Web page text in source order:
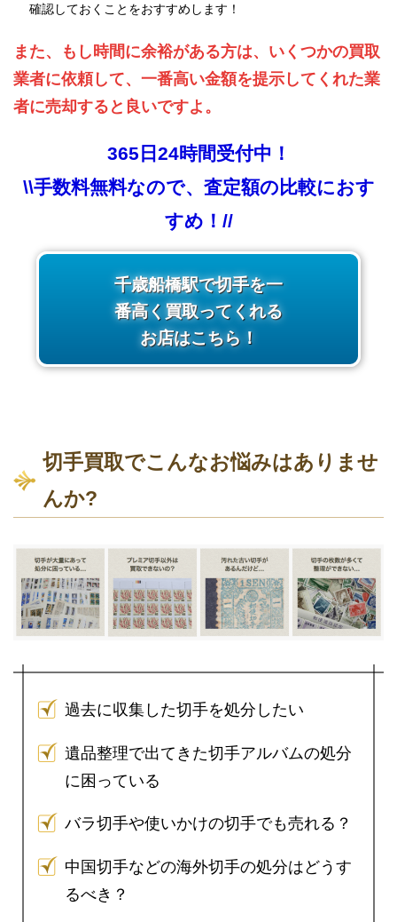
確認しておくことをおすすめします！
また、もし時間に余裕がある方は、いくつかの買取
業者に依頼して、一番高い金額を提示してくれた業
者に売却すると良いですよ。
365日24時間受付中！
\\手数料無料なので、査定額の比較におす
すめ！//
千歳船橋駅で切手を一
番高く買取ってくれる
お店はこちら！
切手買取でこんなお悩みはありませ
んか?
過去に収集した切手を処分したい
遺品整理で出てきた切手アルバムの処分
に困っている
バラ切手や使いかけの切手でも売れる？
中国切手などの海外切手の処分はどうす
るべき？